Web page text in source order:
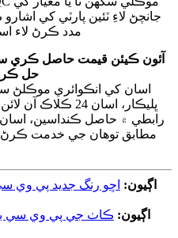
جانچڻ لاءِ ٽئين پارٽي کي
مدد ڪرڻ لاء
حل
ڀليڪار، اسان 24
رابطي ۾ حاصل ڪنداسين،
مطابق توهان جي خدمت ڪرڻ
اڳيون: اڇو رنگ جديد پي وي
اڳيون: ڪاٺ جي پي وي سي